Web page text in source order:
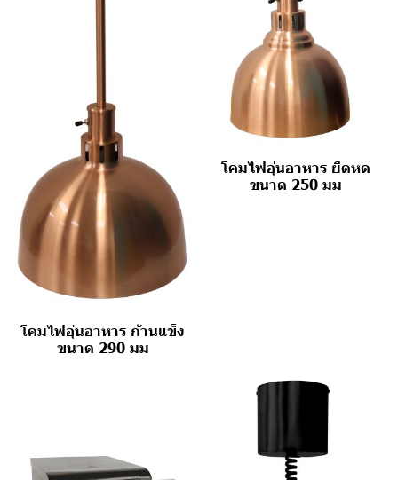
โคมไฟอุ่นอาหาร ก้านแข็ง
ขนาด 290 มม
โคมไฟอุ่นอาหาร ยืดหด
ขนาด 250 มม